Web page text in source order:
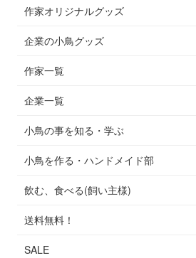
作家オリジナルグッズ
企業の小鳥グッズ
作家一覧
企業一覧
小鳥の事を知る・学ぶ
小鳥を作る・ハンドメイド部
飲む、食べる(飼い主様)
送料無料！
SALE